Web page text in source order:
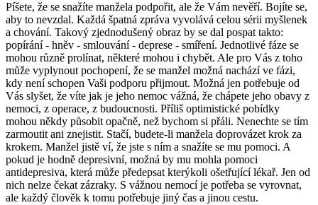
Píšete, že se snažíte manžela podpořit, ale že Vám nevěří. Bojíte se,
aby to nevzdal. Každá špatná zpráva vyvolává celou sérii myšlenek
a chování. Takový zjednodušený obraz by se dal pospat takto:
popírání - hněv - smlouvání - deprese - smíření. Jednotlivé fáze se
mohou různě prolínat, některé mohou i chybět. Ale pro Vás z toho
může vyplynout pochopení, že se manžel možná nachází ve fázi,
kdy není schopen Vaši podporu přijmout. Možná jen potřebuje od
Vás slyšet, že víte jak je jeho nemoc vážná, že chápete jeho obavy z
nemoci, z operace, z budoucnosti. Příliš optimistické pobídky
mohou někdy působit opačně, než bychom si přáli. Nenechte se tím
zarmoutit ani znejistit. Stačí, budete-li manžela doprovázet krok za
krokem. Manžel jistě ví, že jste s ním a snažíte se mu pomoci. A
pokud je hodně depresivní, možná by mu mohla pomoci
antidepresiva, která může předepsat kterýkoli ošetřující lékař. Jen od
nich nelze čekat zázraky. S vážnou nemocí je potřeba se vyrovnat,
ale každý člověk k tomu potřebuje jiný čas a jinou cestu.